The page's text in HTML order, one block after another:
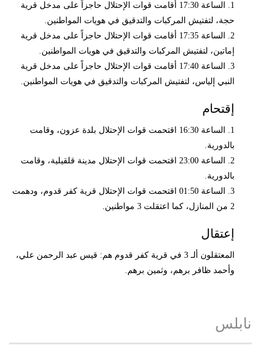
1. الساعة 17:30 أقامت قوات الإحتلال حاجزاً على مدخل قرية
حجة، لتفتيش المركبات والتدقيق في هويات المواطنين.
2. الساعة 17:35 أقامت قوات الإحتلال حاجزاً على مدخل قرية
إماتين، لتفتيش المركبات والتدقيق في هويات المواطنين.
3. الساعة 17:40 أقامت قوات الإحتلال حاجزاً على مدخل قرية
النبي إلياس، لتفتيش المركبات والتدقيق في هويات المواطنين.
إقتحام
1. الساعة 16:30 اقتحمت قوات الإحتلال بلدة عزون، وقامت
بالدورية.
2. الساعة 23:00 اقتحمت قوات الإحتلال مدينة قلقيلية، وقامت
بالدورية.
3. الساعة 01:50 اقتحمت قوات الإحتلال قرية كفر قدوم، ودهمت
2 من المنازل، كما اعتقلت 3 مواطنين.
إعتقال
المعتقلون ألـ 3 في قرية كفر قدوم هم: قيس عبد الرحمن علي،
وأحمد ظافر برهم، وثمين برهم.
نابلس